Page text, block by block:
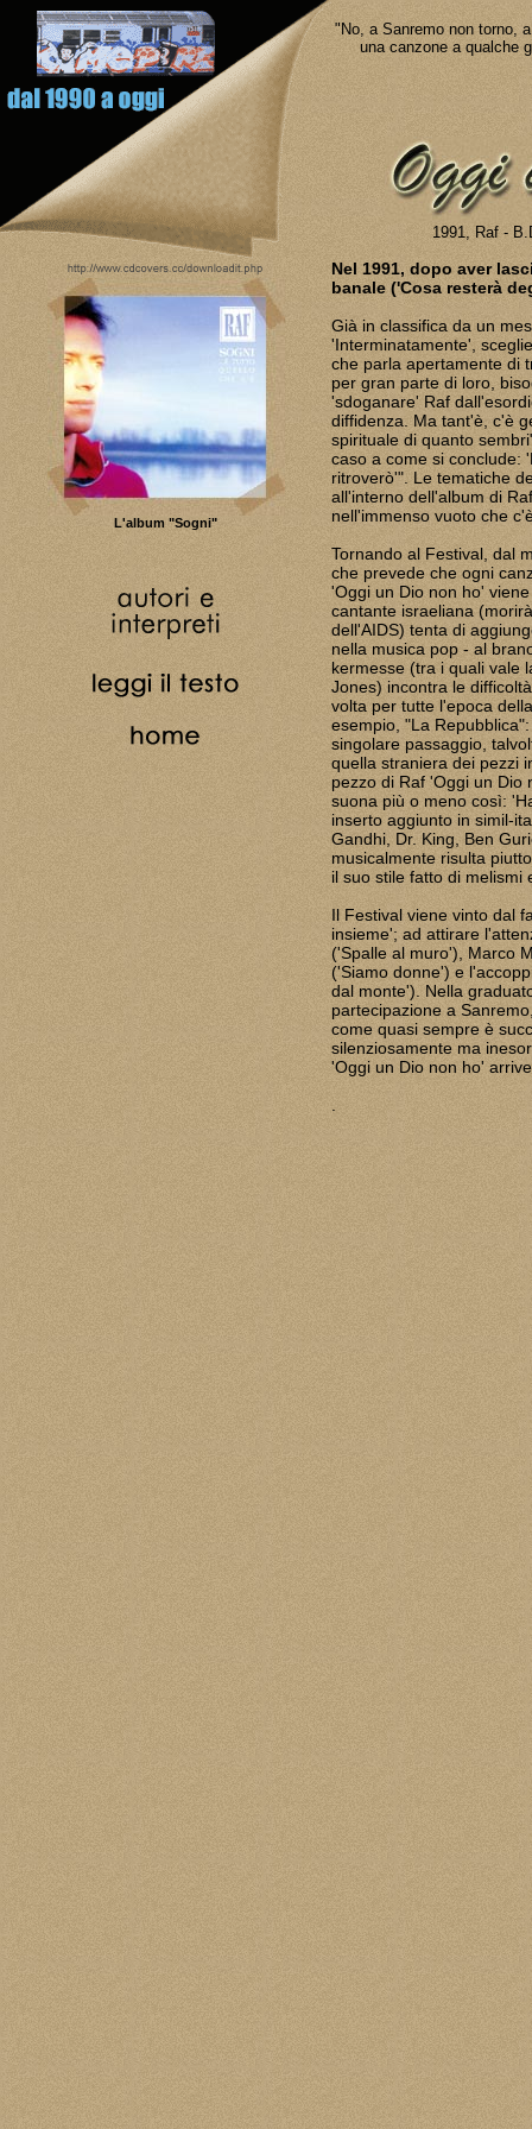
"No, a Sanremo non torno,
una canzone a qualche
1991, Raf -
L'album "Sogni"
Nel 1991, dopo aver
banale ('Cosa resterà
Già in classifica da un
'Interminatamente',
che parla apertamente di
per gran parte di loro,
'sdoganare' Raf
diffidenza. Ma tant'è, c'è
spirituale di quanto
caso a come si conclude:
ritroverò'". Le tematiche
all'interno dell'album di
nell'immenso vuoto che
Tornando al Festival, dal
che prevede che ogni
'Oggi un Dio non ho'
cantante israeliana
dell'AIDS) tenta di
nella musica pop - al
kermesse (tra i quali vale
Jones) incontra le
volta per tutte l'epoca
esempio, "La
singolare passaggio,
quella straniera dei pezzi
pezzo di Raf 'Oggi un Dio
suona più o meno così:
inserto aggiunto in simil-
Gandhi, Dr. King, Ben
musicalmente risulta
il suo stile fatto di melismi
Il Festival viene vinto dal
insieme'; ad attirare
('Spalle al muro'), Marco
('Siamo donne') e
dal monte'). Nella
partecipazione a
come quasi sempre è
silenziosamente ma
'Oggi un Dio non ho'